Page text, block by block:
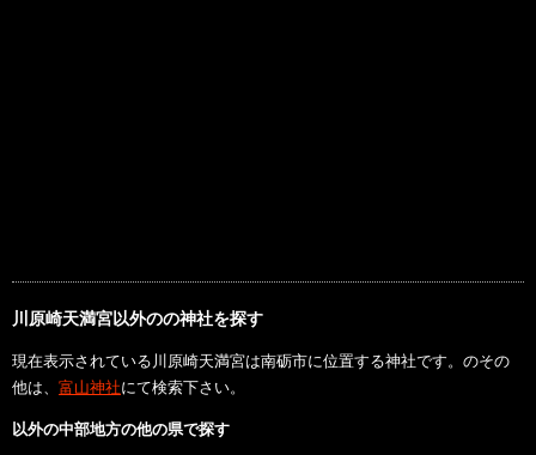
川原崎天満宮以外のの神社を探す
現在表示されている川原崎天満宮は南砺市に位置する神社です。のその
他は、 富山神社にて検索下さい。
以外の中部地方の他の県で探す